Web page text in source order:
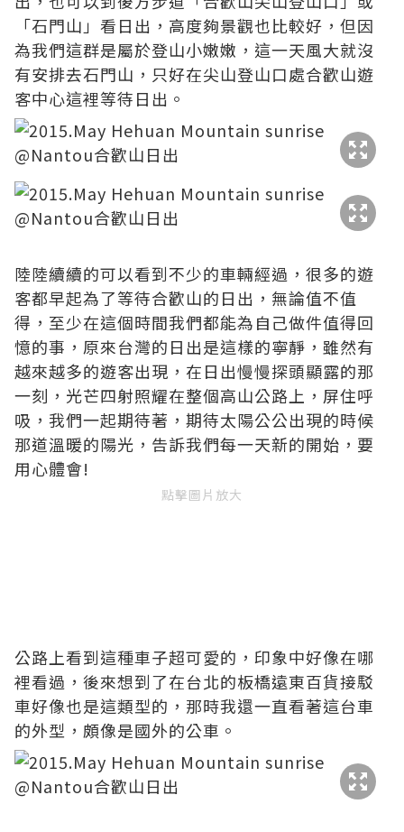
「石門山」看日出，高度夠景觀也比較好，但因
為我們這群是屬於登山小嫩嫩，這一天風大就沒
有安排去石門山，只好在尖山登山口處合歡山遊
客中心這裡等待日出。
陸陸續續的可以看到不少的車輛經過，很多的遊
客都早起為了等待合歡山的日出，無論值不值
得，至少在這個時間我們都能為自己做件值得回
憶的事，原來台灣的日出是這樣的寧靜，雖然有
越來越多的遊客出現，在日出慢慢探頭顯露的那
一刻，光芒四射照耀在整個高山公路上，屏住呼
吸，我們一起期待著，期待太陽公公出現的時候
那道溫暖的陽光，告訴我們每一天新的開始，要
用心體會!
點擊圖片放大
公路上看到這種車子超可愛的，印象中好像在哪
裡看過，後來想到了在台北的板橋遠東百貨接駁
車好像也是這類型的，那時我還一直看著這台車
的外型，頗像是國外的公車。